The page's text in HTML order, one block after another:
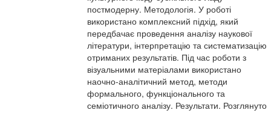
постмодерну. Методологія. У роботі
використано комплексний підхід, який
передбачає проведення аналізу наукової
літератури, інтерпретацію та систематизацію
отриманих результатів. Під час роботи з
візуальними матеріалами використано
наочно-аналітичний метод, методи
формального, функціонального та
семіотичного аналізу. Результати. Розглянуто